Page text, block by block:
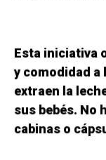
Esta iniciativa
y comodidad a
extraen la
sus bebés. No
cabinas o